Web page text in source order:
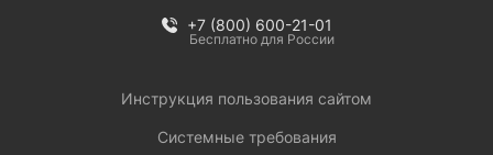
+7 (800) 600-21-01
Бесплатно для России
Инструкция пользования сайтом
Системные требования